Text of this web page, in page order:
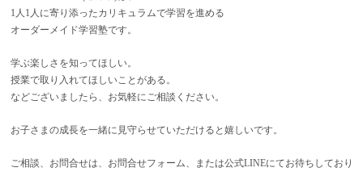
1人1人に寄り添ったカリキュラムで学習を進める
オーダーメイド学習塾です。
学ぶ楽しさを知ってほしい。
授業で取り入れてほしいことがある。
などございましたら、お気軽にご相談ください。
お子さまの成長を一緒に見守らせていただけると嬉しいです。
ご相談、お問合せは、お問合せフォーム、または公式LINEにてお待ちしており